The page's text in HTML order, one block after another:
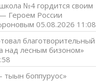
№4 гордится своим
Героем России
05.08.2026 11:08
благотворительный
над лесным бизоном»
тыын боппуруос»